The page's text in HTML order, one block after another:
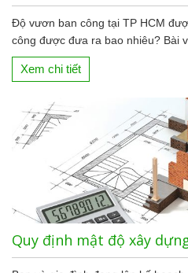
Độ vươn ban công tại TP HCM
công được đưa ra bao nhiêu? Bài
Xem chi tiết
Quy định mật độ xây